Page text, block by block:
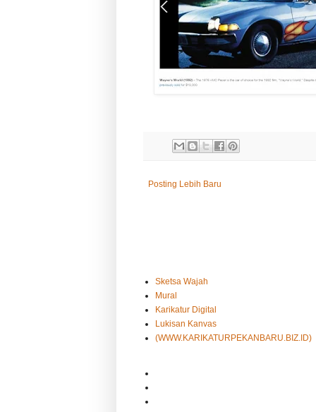
Posting Lebih Baru
Sketsa Wajah
Mural
Karikatur Digital
Lukisan Kanvas
(WWW.KARIKATURPEKANBARU.BIZ.ID)